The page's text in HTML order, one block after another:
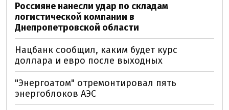
Россияне нанесли удар по складам
логистической компании в
Днепропетровской области
Нацбанк сообщил, каким будет курс
доллара и евро после выходных
"Энергоатом" отремонтировал пять
энергоблоков АЭС